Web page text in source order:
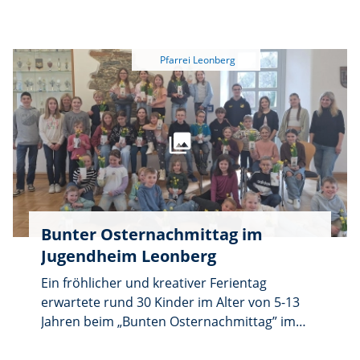
Eucharistie gefeiert. Nach dem Gottesdienst
versammelten sich alle Jubilare für ein
gemeinsames Erinnerungsfoto am Hochaltar.
Schon während des Fotos gab es bei den
teilweise weit angereisten Jubilaren viele
Gespräche. Sie wurden beim gemeinsamen
Mittagessen weiter geführt.
Pfarrei Leonberg
Bunter Osternachmittag im
Jugendheim Leonberg
Ein fröhlicher und kreativer Ferientag
erwartete rund 30 Kinder im Alter von 5-13
Jahren beim „Bunten Osternachmittag” im